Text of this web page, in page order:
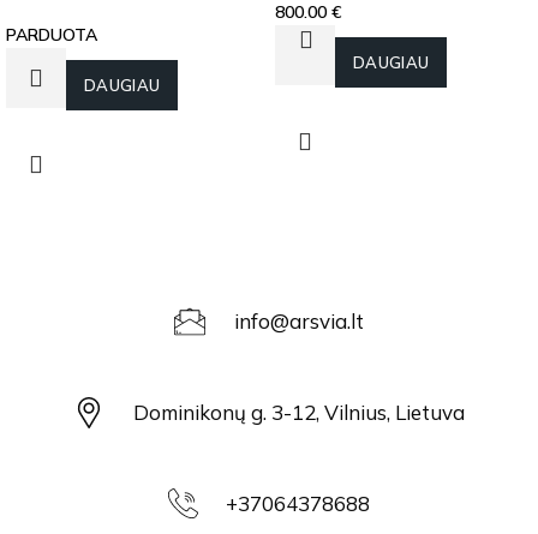
PARDUOTA
DAUGIAU
800.00 €
DAUGIAU
info@arsvia.lt
Dominikonų g. 3-12, Vilnius, Lietuva
+37064378688